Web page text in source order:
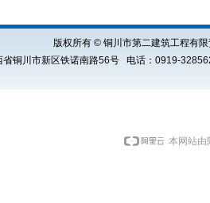
版权所有 © 铜川市第二建筑工程有
省铜川市新区铁诺南路56号 电话：0919-
本网站由